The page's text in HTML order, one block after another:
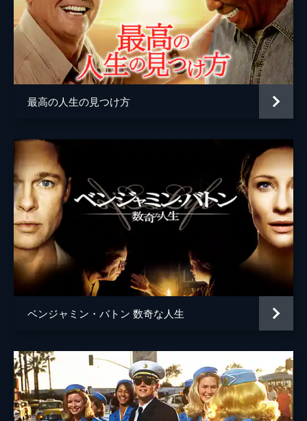
ジェイソン・ブレア
カヴィタ・パティル
監督 デイミアン・チャゼル
脚本 デイミアン・チャゼル
製作 ジェイソン・ブラム
ヘレン・エスタブルック
ミシェル・リトヴァク
デヴィッド・ランカスター
最高の人生の見つけ方
ベンジャミン・バトン 数奇な人生